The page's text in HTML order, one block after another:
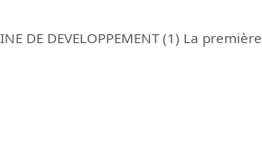
DE DEVELOPPEMENT (1) La